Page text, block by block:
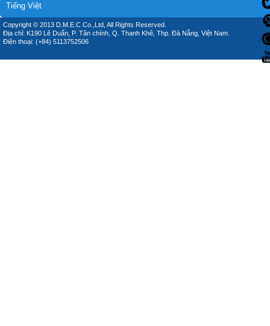
Tiếng Việt
Copyright © 2013 D.M.E.C Co.,Ltd, All Rights Reserved.
Địa chỉ: K190 Lê Duẩn, P. Tân chính, Q. Thanh Khê, Thp. Đà Nẵng, Việt Nam.
Điện thoại: (+84) 5113752506